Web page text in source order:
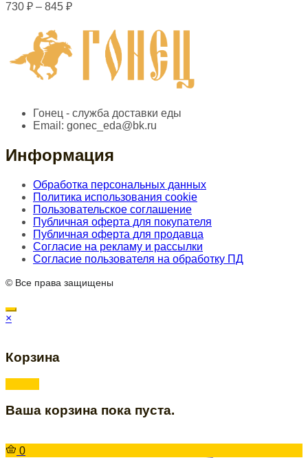
730 ₽ – 845 ₽
Гонец - служба доставки еды
Email: gonec_eda@bk.ru
Информация
Обработка персональных данных
Политика использования cookie
Пользовательское соглашение
Публичная оферта для покупателя
Публичная оферта для продавца
Согласие на рекламу и рассылки
Согласие пользователя на обработку ПД
© Все права защищены
×
Корзина
Ваша корзина пока пуста.
0